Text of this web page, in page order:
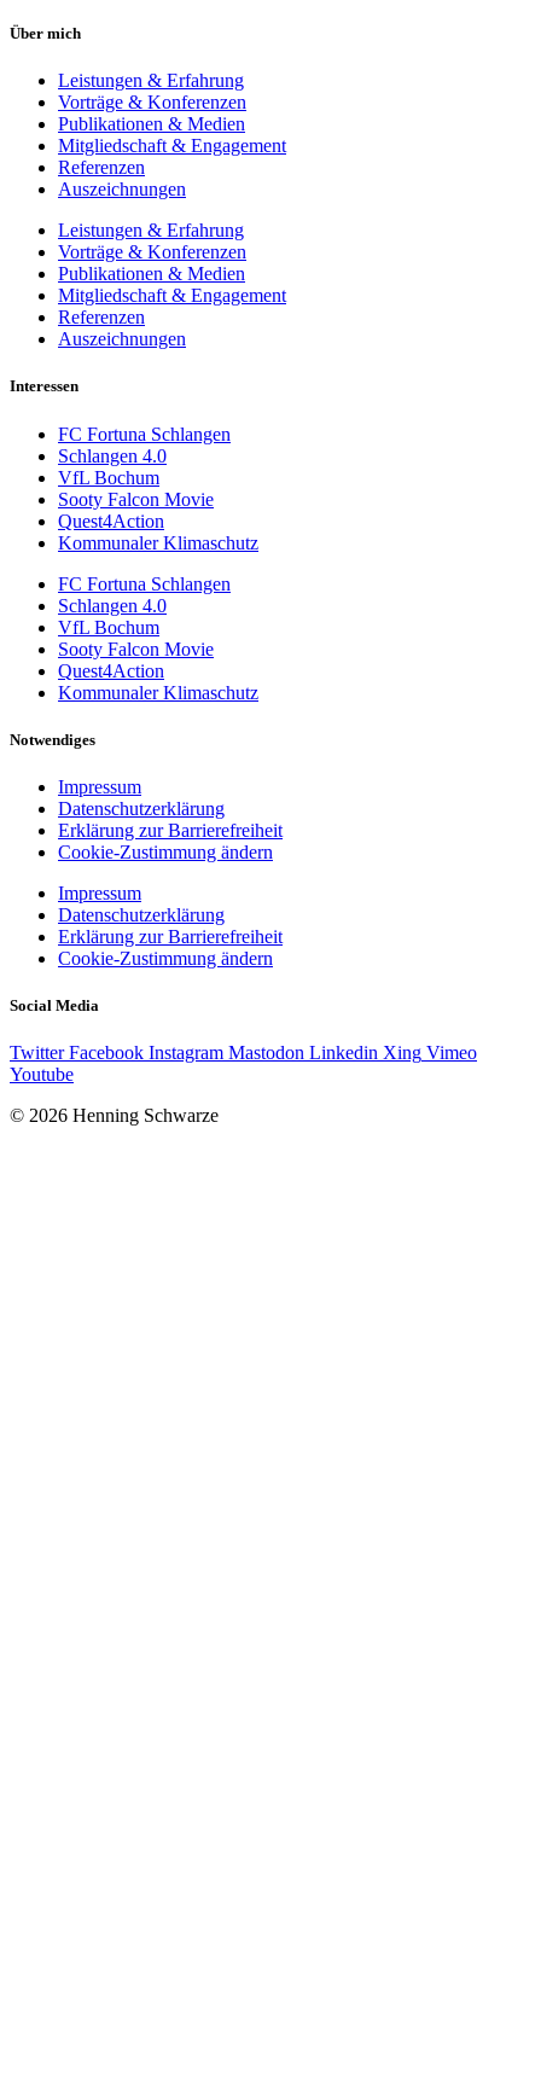
Über mich
Leistungen & Erfahrung
Vorträge & Konferenzen
Publikationen & Medien
Mitgliedschaft & Engagement
Referenzen
Auszeichnungen
Leistungen & Erfahrung
Vorträge & Konferenzen
Publikationen & Medien
Mitgliedschaft & Engagement
Referenzen
Auszeichnungen
Interessen
FC Fortuna Schlangen
Schlangen 4.0
VfL Bochum
Sooty Falcon Movie
Quest4Action
Kommunaler Klimaschutz
FC Fortuna Schlangen
Schlangen 4.0
VfL Bochum
Sooty Falcon Movie
Quest4Action
Kommunaler Klimaschutz
Notwendiges
Impressum
Datenschutzerklärung
Erklärung zur Barrierefreiheit
Cookie-Zustimmung ändern
Impressum
Datenschutzerklärung
Erklärung zur Barrierefreiheit
Cookie-Zustimmung ändern
Social Media
Twitter Facebook Instagram Mastodon Linkedin Xing Vimeo
Youtube
© 2026 Henning Schwarze